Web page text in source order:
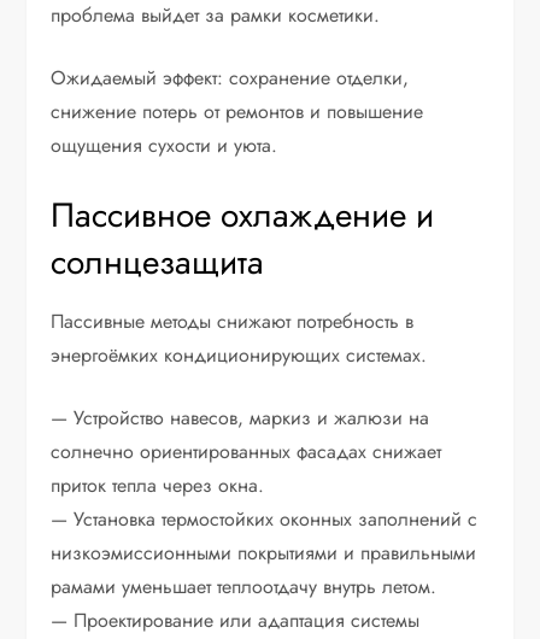
проблема выйдет за рамки косметики.
Ожидаемый эффект: сохранение отделки,
снижение потерь от ремонтов и повышение
ощущения сухости и уюта.
Пассивное охлаждение и
солнцезащита
Пассивные методы снижают потребность в
энергоёмких кондиционирующих системах.
— Устройство навесов, маркиз и жалюзи на
солнечно ориентированных фасадах снижает
приток тепла через окна.
— Установка термостойких оконных заполнений с
низкоэмиссионными покрытиями и правильными
рамами уменьшает теплоотдачу внутрь летом.
— Проектирование или адаптация системы